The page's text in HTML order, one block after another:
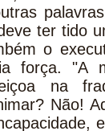
ter tido
o
força. "A
na
Não!